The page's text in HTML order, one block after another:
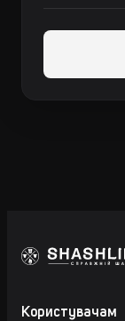
Користувачам